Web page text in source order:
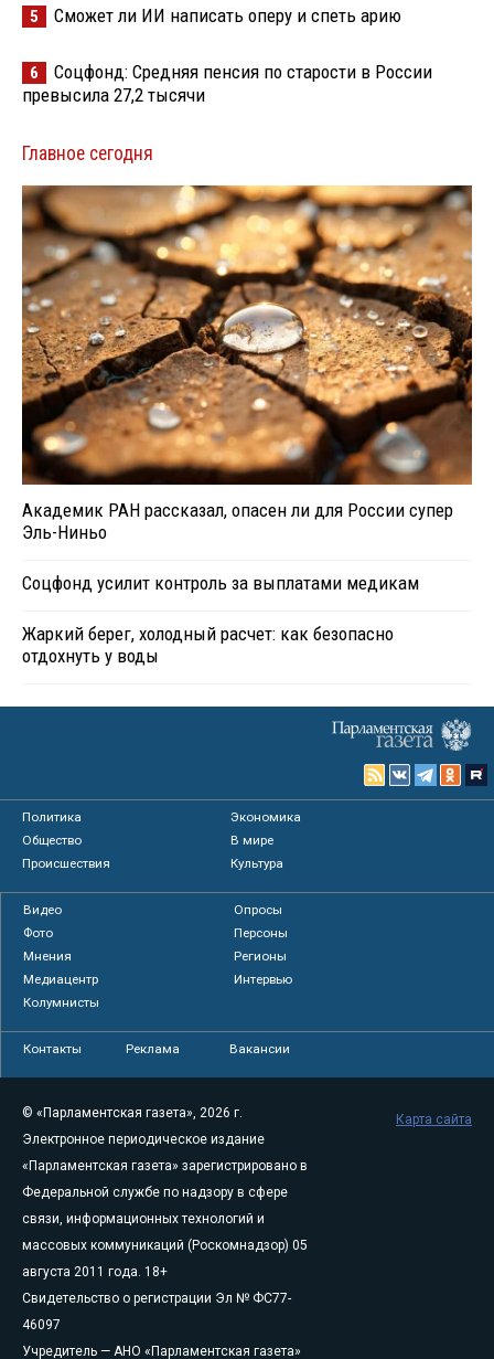
5 Сможет ли ИИ написать оперу и спеть арию
6
Соцфонд: Средняя пенсия по старости в России
превысила 27,2 тысячи
Главное сегодня
Академик РАН рассказал, опасен ли для России супер
Эль-Ниньо
Соцфонд усилит контроль за выплатами медикам
Жаркий берег, холодный расчет: как безопасно
отдохнуть у воды
Политика
Экономика
Общество
В мире
Происшествия
Культура
Видео
Опросы
Фото
Персоны
Мнения
Регионы
Медиацентр
Интервью
Колумнисты
Контакты Реклама Вакансии
© «Парламентская газета», 2026 г.
Электронное периодическое издание
«Парламентская газета» зарегистрировано в
Федеральной службе по надзору в сфере
связи, информационных технологий и
массовых коммуникаций (Роскомнадзор) 05
августа 2011 года. 18+
Свидетельство о регистрации Эл № ФС77-
46097
Учредитель — АНО «Парламентская газета»
Карта сайта